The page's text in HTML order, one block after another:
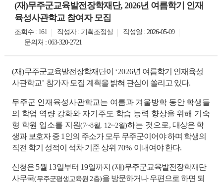
(재)무주군교육발전장학재단, 2026년 여름학기 인재
육성사관학교 참여자 모집
조회수 : 161 작성자 : 기획조정실
작성일 : 2026-05-09
문의처 : 063-320-2721
(재)무주군교육발전장학재단이 ‘2026년 여름학기 인재육성
사관학교’ 참가자 모집 계획을 밝혀 관심이 쏠리고 있다.
무주군 인재육성사관학교는 여름과 겨울방학 동안 학생들
의 학업 역량 강화와 자기주도 학습 능력 향상을 위해 기숙
형 학원 입소를 지원(7~8월, 12~2월)하는 것으로,대상은 학
생과 보호자 중 1 인의 주소가 모두 무주군이어야 하며 학생의
직전 학기 성적이 석차 기준 상위 70% 이내여야 한다.
신청은 5월 13일부터 19일까지 (재)무주군교육발전장학재단
사무국(무주군평생교육원 2층)을 방문하거나 우편으로 하면 되